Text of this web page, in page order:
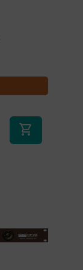
shopping_cart